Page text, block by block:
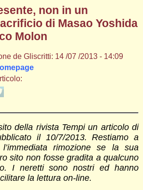
non in un
di Masao Yoshida
Molon
de Gliscritti: 14 /07 /2013 - 14:09
della rivista Tempi un articolo di
il 10/7/2013. Restiamo a
rimozione se la sua
sito non fosse gradita a qualcuno
I neretti sono nostri ed hanno
la lettura on-line.